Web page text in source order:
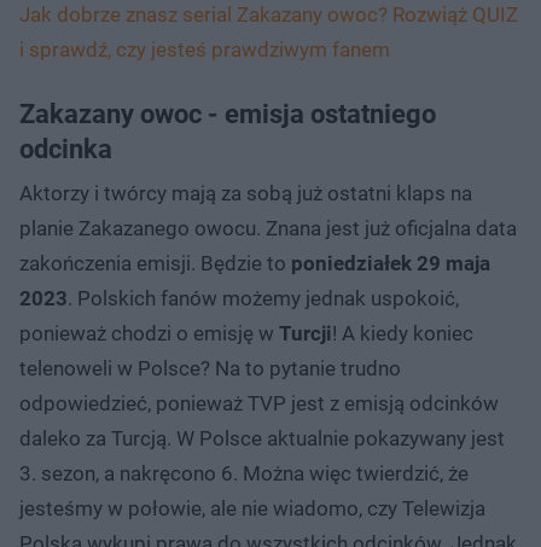
Jak dobrze znasz serial Zakazany owoc? Rozwiąż QUIZ
i sprawdź, czy jesteś prawdziwym fanem
Zakazany owoc - emisja ostatniego
odcinka
Aktorzy i twórcy mają za sobą już ostatni klaps na
planie Zakazanego owocu. Znana jest już oficjalna data
zakończenia emisji. Będzie to poniedziałek 29 maja
2023. Polskich fanów możemy jednak uspokoić,
ponieważ chodzi o emisję w Turcji! A kiedy koniec
telenoweli w Polsce? Na to pytanie trudno
odpowiedzieć, ponieważ TVP jest z emisją odcinków
daleko za Turcją. W Polsce aktualnie pokazywany jest
3. sezon, a nakręcono 6. Można więc twierdzić, że
jesteśmy w połowie, ale nie wiadomo, czy Telewizja